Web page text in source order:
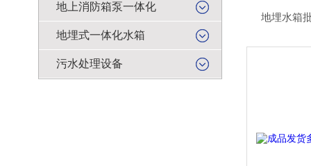
地上消防箱泵一体化
地埋式一体化水箱
污水处理设备
地埋水箱